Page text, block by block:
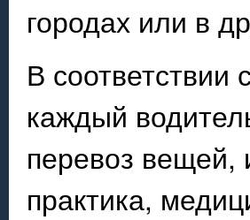
городах или в
В соответствии
каждый
перевоз вещей,
практика,